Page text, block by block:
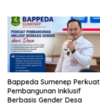
Bappeda Sumenep Perkuat
Pembangunan Inklusif
Berbasis Gender Desa